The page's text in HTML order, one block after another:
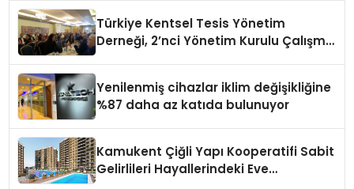
Türkiye Kentsel Tesis Yönetim
Derneği, 2’nci Yönetim Kurulu Çalışma
Yenilenmiş cihazlar iklim değişikliğine
%87 daha az katıda bulunuyor
Kamukent Çiğli Yapı Kooperatifi Sabit
Gelirlileri Hayallerindeki Eve